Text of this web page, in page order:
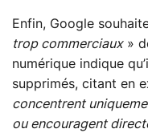
Enfin, Google
trop commerciaux»
numérique indique
supprimés, citant en
concentrent
ou encouragent